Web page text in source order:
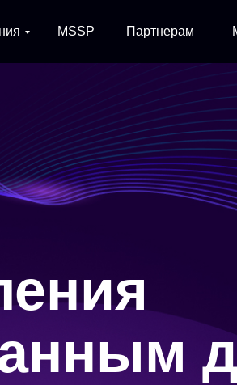
MSSP Партнерам